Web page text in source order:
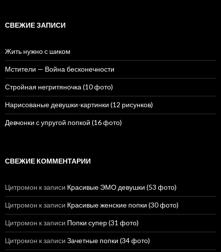
и
СВЕЖИЕ ЗАПИСИ
Жить нужно с шиком
Мстители — Война бесконечности
Стройная негритяночка (10 фото)
Нарисованые девушки-картинки (12 рисунков)
Девчонки с упругой попкой (16 фото)
СВЕЖИЕ КОММЕНТАРИИ
Цитромон к записи Красивые ЭМО девушки (53 фото)
Цитромон к записи Красивые женские попки (30 фото)
Цитромон к записи Попки супер (31 фото)
Цитромон к записи Зачетные попки (34 фото)